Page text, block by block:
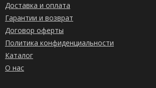
Доставка и оплата
Гарантии и возврат
Договор оферты
Политика конфиденциальности
Каталог
О нас